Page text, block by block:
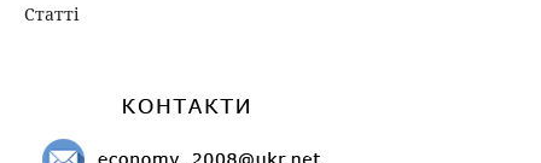
Статті